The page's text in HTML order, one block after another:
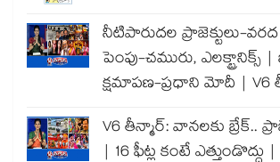
నీటిపారుదల ప్రాజెక్టులు-
పెంపు-చమురు, ఎలక్ట్రానిక్స్
క్షమాపణ-ప్రధాని మోదీ | V6
V6 తీన్మార్: వానలకు బ్రేక్..
| 16 ఫీట్ల కంటే